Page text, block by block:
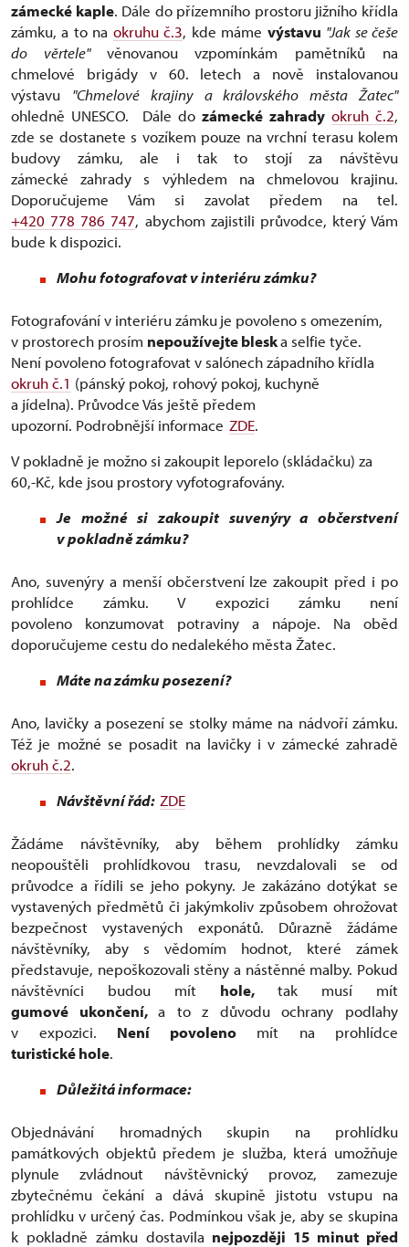
zámecké kaple. Dále do přízemního prostoru jižního křídla
zámku, a to na okruhu č.3, kde máme výstavu "Jak se češe
do věrtele" věnovanou vzpomínkám pamětníků na
chmelové brigády v 60. letech a nově instalovanou
výstavu "Chmelové krajiny a královského města Žatec"
ohledně UNESCO. Dále dozámecké zahrady okruh č.2,
zde se dostanete s vozíkem pouze na vrchní terasu kolem
budovy zámku, ale i tak to stojí za návštěvu
zámecké zahrady s výhledem na chmelovou krajinu.
Doporučujeme Vám si zavolat předem na tel.
+420 778 786 747, abychom zajistili průvodce, který Vám
bude k dispozici.
Mohu fotografovat v interiéru zámku?
Fotografování v interiéru zámkuje povoleno s omezením,
v prostorech prosím nepoužívejte bleska selfie tyče.
Není povoleno fotografovat v salónech západního křídla
okruh č.1 (pánský pokoj, rohový pokoj, kuchyně
a jídelna). Průvodce Vás ještě předem
upozorní. Podrobnější informace ZDE.
V pokladně je možno si zakoupit leporelo (skládačku) za
60,-Kč, kde jsou prostory vyfotografovány.
Je možné si zakoupit suvenýry a občerstvení
v pokladně zámku?
Ano, suvenýry a menší občerstvení lze zakoupit před i po
prohlídce zámku. V expozici zámku není
povoleno konzumovat potraviny a nápoje. Na oběd
doporučujeme cestu do nedalekého města Žatec.
Máte na zámku posezení?
Ano, lavičky a posezení se stolky máme na nádvoří zámku.
Též je možné se posadit na lavičky i v zámecké zahradě
okruh č.2.
Návštěvní řád: ZDE
Žádáme návštěvníky, aby během prohlídky zámku
neopouštěli prohlídkovou trasu, nevzdalovali se od
průvodce a řídili se jeho pokyny. Je zakázáno dotýkat se
vystavených předmětů či jakýmkoliv způsobem ohrožovat
bezpečnost vystavených exponátů. Důrazně žádáme
návštěvníky, aby s vědomím hodnot, které zámek
představuje, nepoškozovali stěny a nástěnné malby. Pokud
návštěvníci budou mít hole, tak musí mít
gumové ukončení,a to z důvodu ochrany podlahy
v expozici. Není povolenomít na prohlídce
turistické hole.
Důležitá informace:
Objednávání hromadných skupin na prohlídku
památkových objektů předem je služba, která umožňuje
plynule zvládnout návštěvnický provoz, zamezuje
zbytečnému čekání a dává skupině jistotu vstupu na
prohlídku v určený čas. Podmínkou však je, aby se skupina
k pokladně zámku dostavila nejpozději 15 minut před